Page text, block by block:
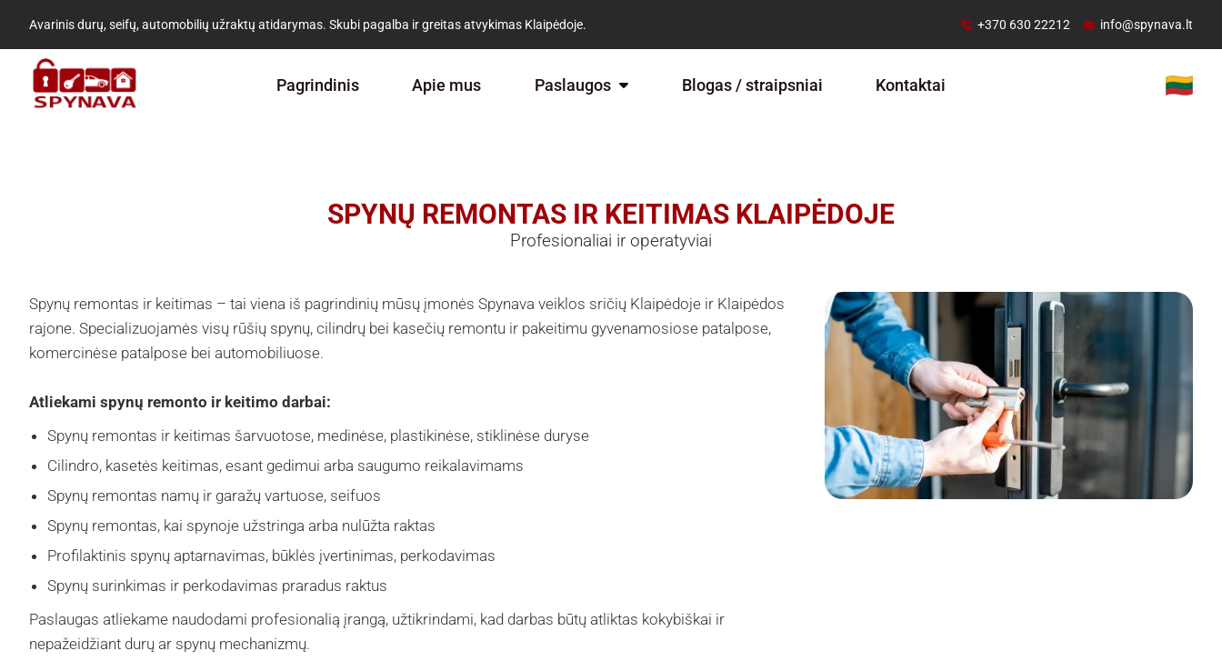
Avarinis durų, seifų, automobilių užraktų atidarymas. Skubi pagalba ir greitas atvykimas Klaipėdoje. +370 630 22212 info@spynava.lt
Pagrindinis Apie mus Paslaugos Blogas / straipsniai Kontaktai
SPYNŲ REMONTAS IR KEITIMAS KLAIPĖDOJE
Profesionaliai ir operatyviai
Spynų remontas ir keitimas – tai viena iš pagrindinių mūsų įmonės Spynava veiklos sričių Klaipėdoje ir Klaipėdos
rajone. Specializuojamės visų rūšių spynų, cilindrų bei kasečių remontu ir pakeitimu gyvenamosiose patalpose,
komercinėse patalpose bei automobiliuose.
Atliekami spynų remonto ir keitimo darbai:
Spynų remontas ir keitimas šarvuotose, medinėse, plastikinėse, stiklinėse duryse
Cilindro, kasetės keitimas, esant gedimui arba saugumo reikalavimams
Spynų remontas namų ir garažų vartuose, seifuos
Spynų remontas, kai spynoje užstringa arba nulūžta raktas
Profilaktinis spynų aptarnavimas, būklės įvertinimas, perkodavimas
Spynų surinkimas ir perkodavimas praradus raktus
Paslaugas atliekame naudodami profesionalią įrangą, užtikrindami, kad darbas būtų atliktas kokybiškai ir
nepažeidžiant durų ar spynų mechanizmų.